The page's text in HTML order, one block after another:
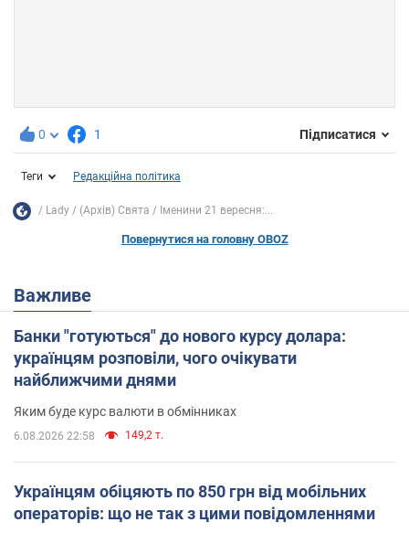
0 1 Підписатися
Теги Редакційна політика
Lady (Архів) Свята Іменини 21 вересня:...
Повернутися на головну OBOZ
Важливе
Банки "готуються" до нового курсу долара:
українцям розповіли, чого очікувати
найближчими днями
Яким буде курс валюти в обмінниках
6.08.2026 22:58 149,2 т.
Українцям обіцяють по 850 грн від мобільних
операторів: що не так з цими повідомленнями